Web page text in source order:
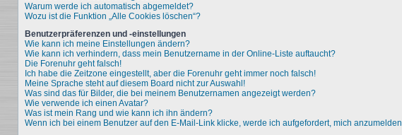
Warum werde ich automatisch abgemeldet?
Wozu ist die Funktion „Alle Cookies löschen“?
Benutzerpräferenzen und -einstellungen
Wie kann ich meine Einstellungen ändern?
Wie kann ich verhindern, dass mein Benutzername in der Online-Liste auftaucht?
Die Forenuhr geht falsch!
Ich habe die Zeitzone eingestellt, aber die Forenuhr geht immer noch falsch!
Meine Sprache steht auf diesem Board nicht zur Auswahl!
Was sind das für Bilder, die bei meinem Benutzernamen angezeigt werden?
Wie verwende ich einen Avatar?
Was ist mein Rang und wie kann ich ihn ändern?
Wenn ich bei einem Benutzer auf den E-Mail-Link klicke, werde ich aufgefordert, mich